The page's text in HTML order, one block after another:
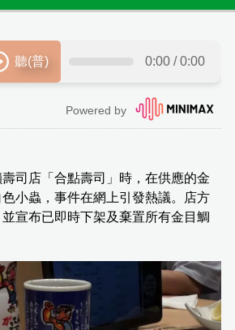
司店「合點壽司」時，在供應的金
小蟲，事件在網上引發熱議。店方
宣布已即時下架及棄置所有金目鯛